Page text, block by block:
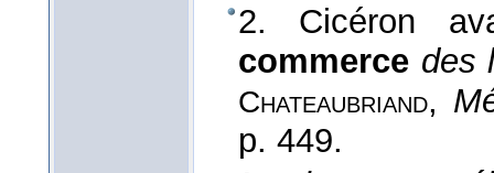
2. Cicéron
commerce des
Chateaubriand,
p. 449.